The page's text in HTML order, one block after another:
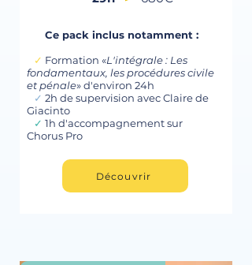
Ce pack inclus notamment :
✓ Formation «L'intégrale : Les
fondamentaux, les procédures civile
et pénale» d'environ 24h
✓ 2h de supervision avec Claire de
Giacinto
✓ 1h d'accompagnement sur
Chorus Pro
Découvrir